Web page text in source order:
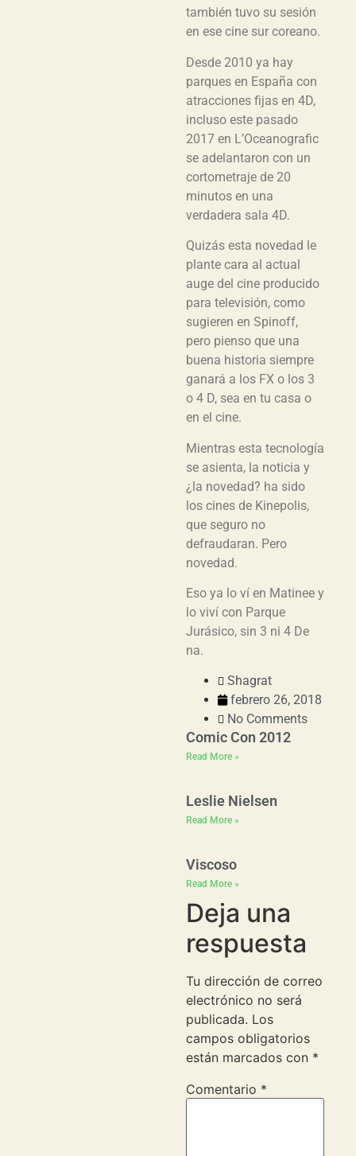
también tuvo su sesión
en ese cine sur coreano.
Desde 2010 ya hay
parques en España con
atracciones fijas en 4D,
incluso este pasado
2017 en L’Oceanografic
se adelantaron con un
cortometraje de 20
minutos en una
verdadera sala 4D.
Quizás esta novedad le
plante cara al actual
auge del cine producido
para televisión, como
sugieren en Spinoff,
pero pienso que una
buena historia siempre
ganará a los FX o los 3
o 4 D, sea en tu casa o
en el cine.
Mientras esta tecnología
se asienta, la noticia y
¿la novedad? ha sido
los cines de Kinepolis,
que seguro no
defraudaran. Pero
novedad.
Eso ya lo ví en Matinee y
lo viví con Parque
Jurásico, sin 3 ni 4 De
na.
Shagrat
febrero 26, 2018
No Comments
Comic Con 2012
Read More »
Leslie Nielsen
Read More »
Viscoso
Read More »
Deja una
respuesta
Tu dirección de correo
electrónico no será
publicada. Los
campos obligatorios
están marcados con *
Comentario *